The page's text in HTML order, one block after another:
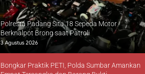
Polresta Padang Sita 18 Sepeda Motor
Berknalpot Brong saat Patroli
3 Agustus 2026
Bongkar Praktik PETI, Polda Sumbar Amankan